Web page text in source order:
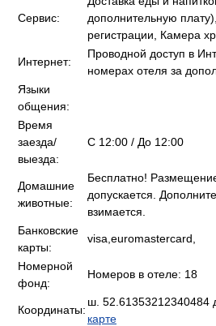
Сервис:
дополнительную
регистрации, Камера
Интернет:
Проводной доступ в
номерах отеля за
Языки
общения:
Время
заезда/
выезда:
C 12:00 / До 12:00
Домашние
животные:
Бесплатно!
допускается.
взимается.
Банковские
карты:
visa,euromastercard,
Номерной
фонд:
Номеров в отеле: 18
Координаты:
ш. 52.61353212340484
карте